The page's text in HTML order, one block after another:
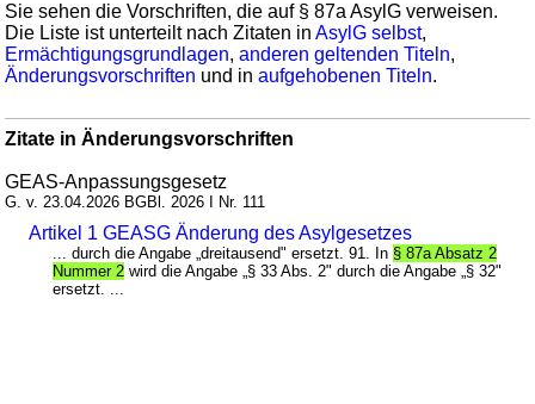
Sie sehen die Vorschriften, die auf § 87a AsylG verweisen.
Die Liste ist unterteilt nach Zitaten inAsylG selbst,
Ermächtigungsgrundlagen,anderen geltenden Titeln,
Änderungsvorschriften und inaufgehobenen Titeln.
Zitate in Änderungsvorschriften
GEAS-Anpassungsgesetz
G. v. 23.04.2026 BGBl. 2026 I Nr. 111
Artikel 1 GEASG Änderung des Asylgesetzes
... durch die Angabe „dreitausend" ersetzt. 91. In § 87a Absatz 2
Nummer 2 wird die Angabe „§ 33 Abs. 2" durch die Angabe „§ 32"
ersetzt. ...